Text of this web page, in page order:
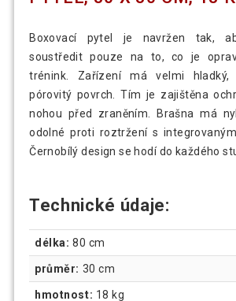
Boxovací pytel je navržen tak,
soustředit pouze na to, co je
trénink. Zařízení má velmi
pórovitý povrch. Tím je zajištěna
nohou před zraněním. Brašna má
odolné proti roztržení s
Černobílý design se hodí do každého
Technické údaje:
délka: 80 cm
průměr: 30 cm
hmotnost: 18 kg